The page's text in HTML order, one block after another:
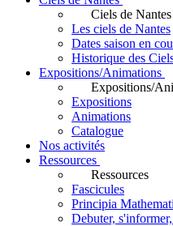
Ciels de Nantes
Les ciels de Nantes
Dates saison en
Historique des
Expositions/Animations
Expositions/
Expositions
Animations
Catalogue
Nos activités
Ressources
Ressources
Fascicules
Principia
Debuter,